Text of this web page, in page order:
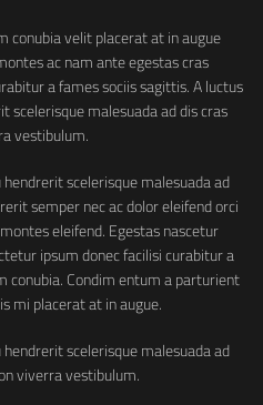
conubia velit placerat at in augue
ac nam ante egestas cras
a fames sociis sagittis. A luctus
malesuada ad dis cras
vestibulum.
scelerisque malesuada ad
semper nec ac dolor eleifend orci
eleifend. Egestas nascetur
ipsum donec facilisi curabitur a
conubia. Condim entum a parturient
mi placerat at in augue.
scelerisque malesuada ad
viverra vestibulum.